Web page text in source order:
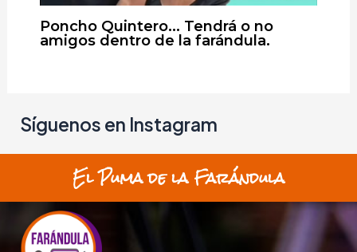
Poncho Quintero… Tendrá o no
amigos dentro de la farándula.
Síguenos en Instagram
El Puma de la Farándula